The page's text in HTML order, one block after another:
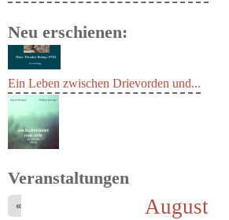
Neu erschienen:
Schnabel, Sigune und Philipp L´...
Veranstaltungen
August
«